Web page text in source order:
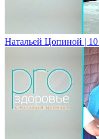
Натальей Цопиной |